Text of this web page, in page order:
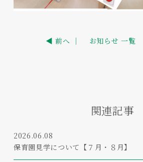
◀ 前へ ｜ お知らせ 一覧
関連記事
2026.06.08
保育園見学について【７月・８月】